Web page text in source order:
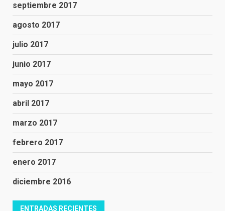
septiembre 2017
agosto 2017
julio 2017
junio 2017
mayo 2017
abril 2017
marzo 2017
febrero 2017
enero 2017
diciembre 2016
ENTRADAS RECIENTES